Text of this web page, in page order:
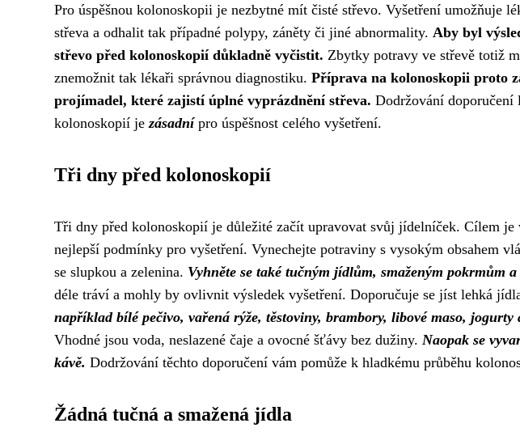
Pro úspěšnou kolonoskopii je nezbytné mít čisté střevo. Vyšetření umožňuje
střeva a odhalit tak případné polypy, záněty či jiné abnormality. Aby byl
střevo před kolonoskopií důkladně vyčistit. Zbytky potravy ve střevě totiž
znemožnit tak lékaři správnou diagnostiku. Příprava na kolonoskopii proto
projímadel, které zajistí úplné vyprázdnění střeva. Dodržování doporučení
kolonoskopií jezásadnípro úspěšnost celého vyšetření.
Tři dny před kolonoskopií
Tři dny před kolonoskopií je důležité začít upravovat svůj jídelníček. Cílem
nejlepší podmínky pro vyšetření. Vynechejte potraviny s vysokým obsahem
se slupkou a zelenina. Vyhněte se také tučným jídlům, smaženým pokrmům a
déle tráví a mohly by ovlivnit výsledek vyšetření. Doporučuje se jíst lehká
například bílé pečivo, vařená rýže, těstoviny, brambory, libové maso, jogurty
Vhodné jsou voda, neslazené čaje a ovocné šťávy bez dužiny. Naopak se
kávě. Dodržování těchto doporučení vám pomůže k hladkému průběhu
Žádná tučná a smažená jídla